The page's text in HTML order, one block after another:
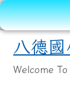
八德
Welcome